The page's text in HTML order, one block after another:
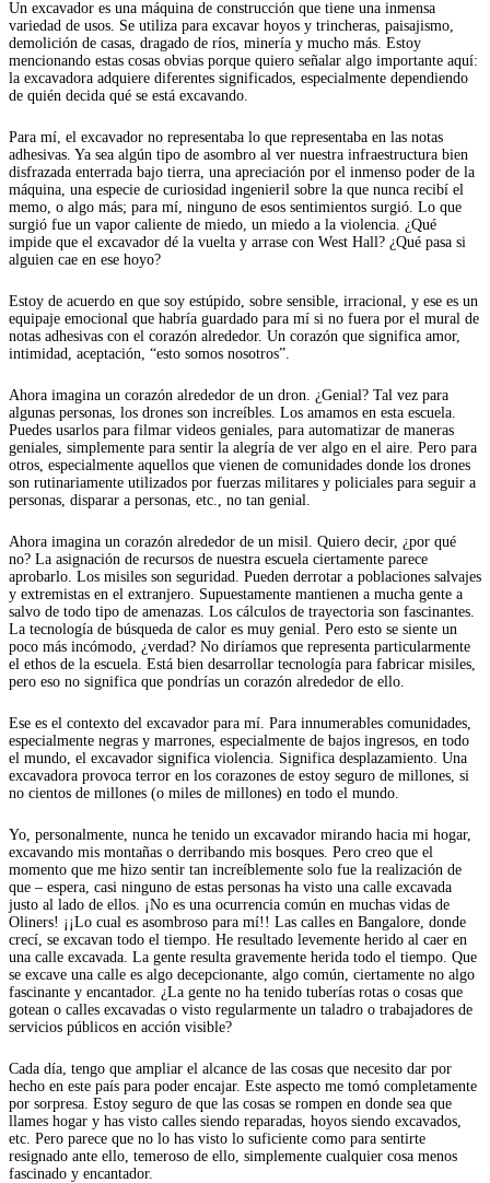
Un excavador es una máquina de construcción que tiene una inmensa
variedad de usos. Se utiliza para excavar hoyos y trincheras, paisajismo,
demolición de casas, dragado de ríos, minería y mucho más. Estoy
mencionando estas cosas obvias porque quiero señalar algo importante aquí:
la excavadora adquiere diferentes significados, especialmente dependiendo
de quién decida qué se está excavando.
Para mí, el excavador no representaba lo que representaba en las notas
adhesivas. Ya sea algún tipo de asombro al ver nuestra infraestructura bien
disfrazada enterrada bajo tierra, una apreciación por el inmenso poder de la
máquina, una especie de curiosidad ingenieril sobre la que nunca recibí el
memo, o algo más; para mí, ninguno de esos sentimientos surgió. Lo que
surgió fue un vapor caliente de miedo, un miedo a la violencia. ¿Qué
impide que el excavador dé la vuelta y arrase con West Hall? ¿Qué pasa si
alguien cae en ese hoyo?
Estoy de acuerdo en que soy estúpido, sobre sensible, irracional, y ese es un
equipaje emocional que habría guardado para mí si no fuera por el mural de
notas adhesivas con el corazón alrededor. Un corazón que significa amor,
intimidad, aceptación, “esto somos nosotros”.
Ahora imagina un corazón alrededor de un dron. ¿Genial? Tal vez para
algunas personas, los drones son increíbles. Los amamos en esta escuela.
Puedes usarlos para filmar videos geniales, para automatizar de maneras
geniales, simplemente para sentir la alegría de ver algo en el aire. Pero para
otros, especialmente aquellos que vienen de comunidades donde los drones
son rutinariamente utilizados por fuerzas militares y policiales para seguir a
personas, disparar a personas, etc., no tan genial.
Ahora imagina un corazón alrededor de un misil. Quiero decir, ¿por qué
no? La asignación de recursos de nuestra escuela ciertamente parece
aprobarlo. Los misiles son seguridad. Pueden derrotar a poblaciones salvajes
y extremistas en el extranjero. Supuestamente mantienen a mucha gente a
salvo de todo tipo de amenazas. Los cálculos de trayectoria son fascinantes.
La tecnología de búsqueda de calor es muy genial. Pero esto se siente un
poco más incómodo, ¿verdad? No diríamos que representa particularmente
el ethos de la escuela. Está bien desarrollar tecnología para fabricar misiles,
pero eso no significa que pondrías un corazón alrededor de ello.
Ese es el contexto del excavador para mí. Para innumerables comunidades,
especialmente negras y marrones, especialmente de bajos ingresos, en todo
el mundo, el excavador significa violencia. Significa desplazamiento. Una
excavadora provoca terror en los corazones de estoy seguro de millones, si
no cientos de millones (o miles de millones) en todo el mundo.
Yo, personalmente, nunca he tenido un excavador mirando hacia mi hogar,
excavando mis montañas o derribando mis bosques. Pero creo que el
momento que me hizo sentir tan increíblemente solo fue la realización de
que – espera, casi ninguno de estas personas ha visto una calle excavada
justo al lado de ellos. ¡No es una ocurrencia común en muchas vidas de
Oliners! ¡¡Lo cual es asombroso para mí!! Las calles en Bangalore, donde
crecí, se excavan todo el tiempo. He resultado levemente herido al caer en
una calle excavada. La gente resulta gravemente herida todo el tiempo. Que
se excave una calle es algo decepcionante, algo común, ciertamente no algo
fascinante y encantador. ¿La gente no ha tenido tuberías rotas o cosas que
gotean o calles excavadas o visto regularmente un taladro o trabajadores de
servicios públicos en acción visible?
Cada día, tengo que ampliar el alcance de las cosas que necesito dar por
hecho en este país para poder encajar. Este aspecto me tomó completamente
por sorpresa. Estoy seguro de que las cosas se rompen en donde sea que
llames hogar y has visto calles siendo reparadas, hoyos siendo excavados,
etc. Pero parece que no lo has visto lo suficiente como para sentirte
resignado ante ello, temeroso de ello, simplemente cualquier cosa menos
fascinado y encantador.